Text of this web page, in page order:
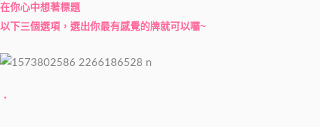
在你心中想著標題
以下三個選項，選出你最有感覺的牌就可以囉~
．